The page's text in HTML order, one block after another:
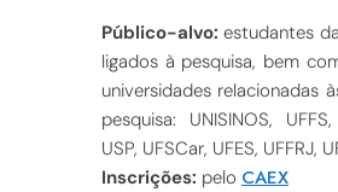
Público-alvo: estudantes
ligados à pesquisa, bem
universidades relacionadas
pesquisa: UNISINOS,
USP, UFSCar, UFES, UFFRJ,
Inscrições: pelo CAEX